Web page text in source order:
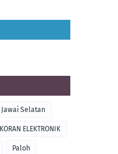
Jawai Selatan
KORAN ELEKTRONIK
Paloh